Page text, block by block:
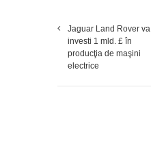
Jaguar Land Rover va
investi 1 mld. £ în
producţia de maşini
electrice